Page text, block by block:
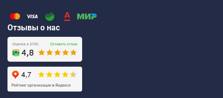
Отзывы о нас